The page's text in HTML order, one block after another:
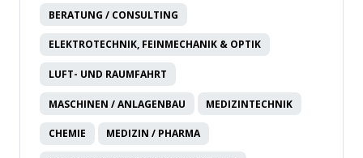
BERATUNG / CONSULTING
ELEKTROTECHNIK, FEINMECHANIK & OPTIK
LUFT- UND RAUMFAHRT
MASCHINEN / ANLAGENBAU MEDIZINTECHNIK
CHEMIE MEDIZIN / PHARMA